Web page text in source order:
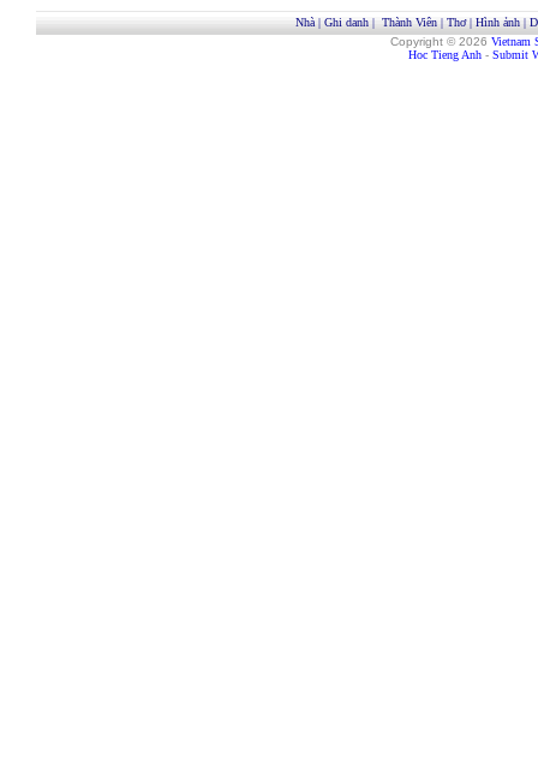
Nhà| Ghi danh| Thành Viên| Thơ| Hình ảnh|
Copyright © 2026 Vietnam
Hoc Tieng Anh - Submit